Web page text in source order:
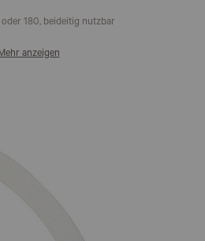
180, beideitig nutzbar
anzeigen